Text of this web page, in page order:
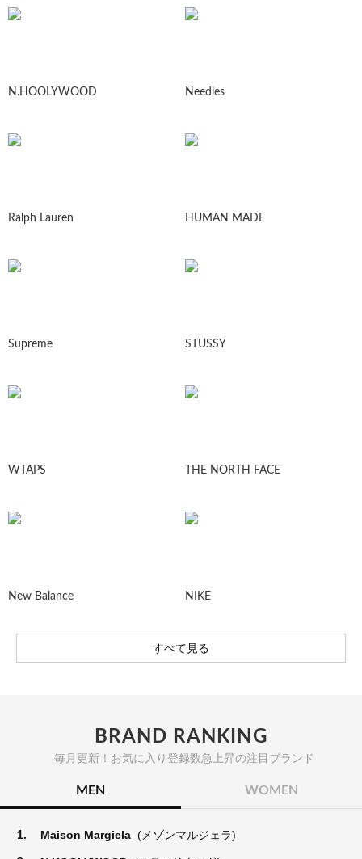
N.HOOLYWOOD Needles
Ralph Lauren HUMAN MADE
Supreme STUSSY
WTAPS THE NORTH FACE
New Balance NIKE
すべて見る
BRAND RANKING
毎月更新！お気に入り登録数急上昇の注目ブランド
MEN WOMEN
1. Maison Margiela (メゾンマルジェラ)